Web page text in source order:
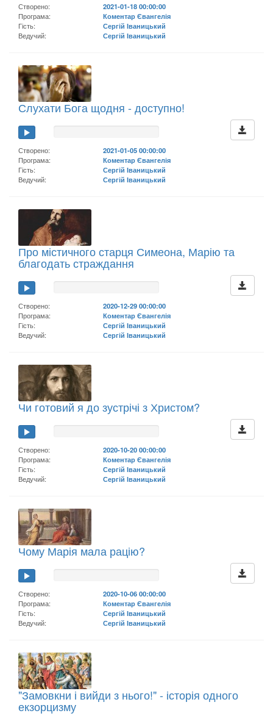
Створено:
2021-01-18 00:00:00
Програма:
Коментар Євангелія
Гість:
Сергій Іваницький
Ведучий:
Сергій Іваницький
Слухати Бога щодня - доступно!
Створено:
2021-01-05 00:00:00
Програма:
Коментар Євангелія
Гість:
Сергій Іваницький
Ведучий:
Сергій Іваницький
Про містичного старця Симеона, Марію та
благодать страждання
Створено:
2020-12-29 00:00:00
Програма:
Коментар Євангелія
Гість:
Сергій Іваницький
Ведучий:
Сергій Іваницький
Чи готовий я до зустрічі з Христом?
Створено:
2020-10-20 00:00:00
Програма:
Коментар Євангелія
Гість:
Сергій Іваницький
Ведучий:
Сергій Іваницький
Чому Марія мала рацію?
Створено:
2020-10-06 00:00:00
Програма:
Коментар Євангелія
Гість:
Сергій Іваницький
Ведучий:
Сергій Іваницький
"Замовкни і вийди з нього!" - історія одного
екзорцизму